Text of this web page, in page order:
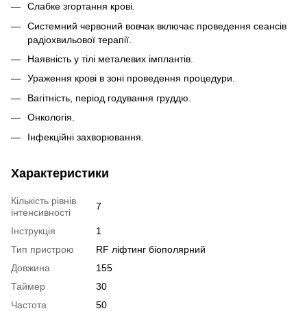
Слабке згортання крові.
Системний червоний вовчак включає проведення сеансів
радіохвильової терапії.
Наявність у тілі металевих імплантів.
Ураження крові в зоні проведення процедури.
Вагітність, період годування груддю.
Онкологія.
Інфекційні захворювання.
Характеристики
Кількість рівнів
інтенсивності
7
Інструкція
1
Тип пристрою
RF ліфтинг біополярний
Довжина
155
Таймер
30
Частота
50